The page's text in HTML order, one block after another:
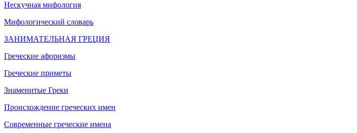
Нескучная мифология
Мифологический словарь
ЗАНИМАТЕЛЬНАЯ ГРЕЦИЯ
Греческие афоризмы
Греческие приметы
Знаменитые Греки
Происхождение греческих имен
Современные греческие имена